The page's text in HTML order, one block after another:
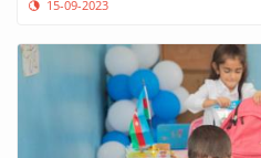
15-09-2023